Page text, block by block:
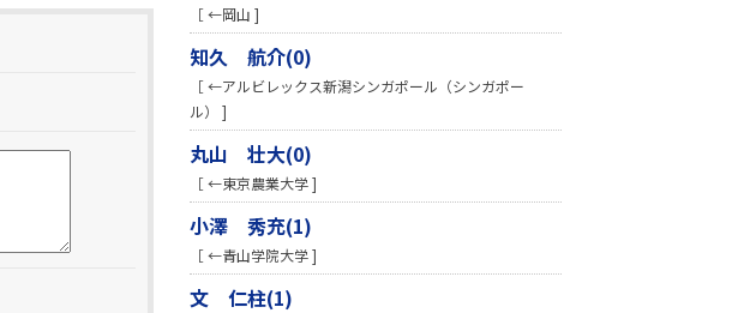
［ ←岡山 ]
知久 航介(0)
［ ←アルビレックス新潟シンガポール（シンガポー
ル） ]
丸山 壮大(0)
［ ←東京農業大学 ]
小澤 秀充(1)
［ ←青山学院大学 ]
文 仁柱(1)